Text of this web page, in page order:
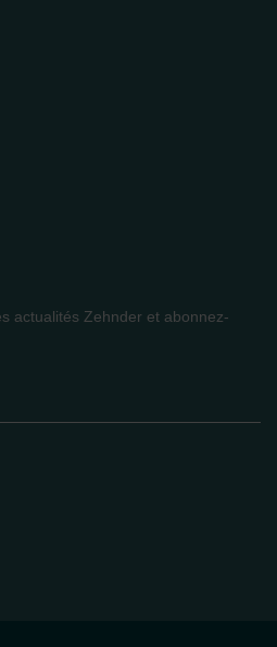
actualités Zehnder et abonnez-